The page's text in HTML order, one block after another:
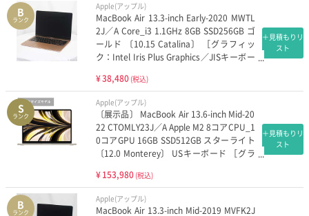
B
ランク
Apple(アップル)
MacBook Air 13.3-inch Early-2020 MWTL
2J／A Core_i3 1.1GHz 8GB SSD256GB ゴ
ールド 〔10.15 Catalina〕 ［グラフィッ
ク：Intel Iris Plus Graphics／JISキーボー
¥38,480 (税込)
＋見積もりリ
スト
S
ランク
Apple(アップル)
〔展示品〕 MacBook Air 13.6-inch Mid-20
22 CTOMLY23J／A Apple M2 8コアCPU_1
0コアGPU 16GB SSD512GB スターライト
〔12.0 Monterey〕 USキーボード ［グラ
¥153,980 (税込)
＋見積もりリ
スト
B
ランク
Apple(アップル)
MacBook Air 13.3-inch Mid-2019 MVFK2J